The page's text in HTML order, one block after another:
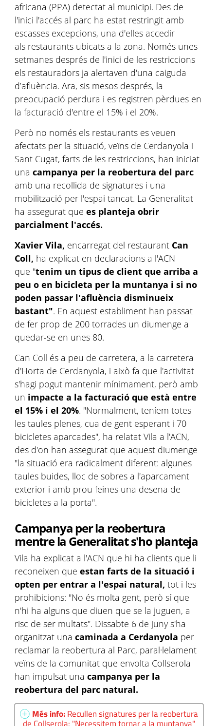
africana (PPA) detectat al municipi. Des de
l'inici l'accés al parc ha estat restringit amb
escasses excepcions, una d'elles accedir
als restaurants ubicats a la zona. Només unes
setmanes després de l'inici de les restriccions
els restauradors ja alertaven d'una caiguda
d’afluència. Ara, sis mesos després, la
preocupació perdura i es registren pèrdues en
la facturació d'entre el 15% i el 20%.
Però no només els restaurants es veuen
afectats per la situació, veïns de Cerdanyola i
Sant Cugat, farts de les restriccions, han iniciat
una campanya per la reobertura del parc
amb una recollida de signatures i una
mobilització per l'espai tancat. La Generalitat
ha assegurat que es planteja obrir
parcialment l'accés.
Xavier Vila, encarregat del restaurant Can
Coll, ha explicat en declaracions a l'ACN
que "tenim un tipus de client que arriba a
peu o en bicicleta per la muntanya i si no
poden passar l'afluència disminueix
bastant". En aquest establiment han passat
de fer prop de 200 torrades un diumenge a
quedar-se en unes 80.
Can Coll és a peu de carretera, a la carretera
d'Horta de Cerdanyola, i això fa que l'activitat
s'hagi pogut mantenir mínimament, però amb
un impacte a la facturació que està entre
el 15% i el 20%. "Normalment, teníem totes
les taules plenes, cua de gent esperant i 70
bicicletes aparcades", ha relatat Vila a l'ACN,
des d'on han assegurat que aquest diumenge
"la situació era radicalment diferent: algunes
taules buides, lloc de sobres a l'aparcament
exterior i amb prou feines una desena de
bicicletes a la porta".
Campanya per la reobertura
mentre la Generalitat s'ho planteja
Vila ha explicat a l'ACN que hi ha clients que li
reconeixen que estan farts de la situació i
opten per entrar a l'espai natural, tot i les
prohibicions: "No és molta gent, però sí que
n'hi ha alguns que diuen que se la juguen, a
risc de ser multats". Dissabte 6 de juny s'ha
organitzat una caminada a Cerdanyola per
reclamar la reobertura al Parc, paral·lelament
veïns de la comunitat que envolta Collserola
han impulsat una campanya per la
reobertura del parc natural.
Més info:Recullen signatures per la reobertura